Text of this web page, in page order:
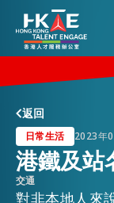
香港優勢
居港須知
返回
日常生活 2023年
港鐵及站
交通
對非本地人來